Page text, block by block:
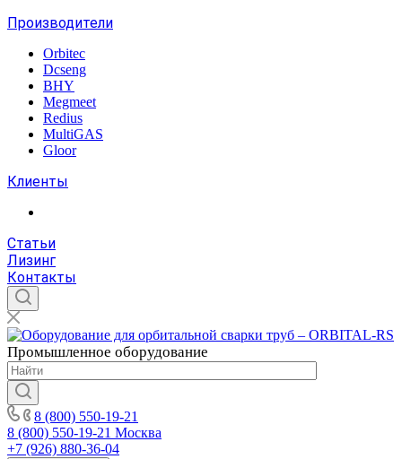
Производители
Orbitec
Dcseng
BHY
Megmeet
Redius
MultiGAS
Gloor
Клиенты
Статьи
Лизинг
Контакты
Промышленное оборудование
8 (800) 550-19-21
8 (800) 550-19-21 Москва
+7 (926) 880-36-04